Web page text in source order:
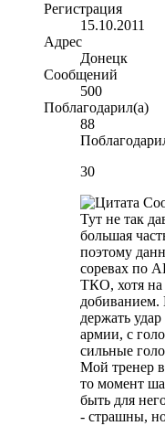
Регистрация
15.10.2011
Адрес
Донецк
Сообщений
500
Поблагодарил(а)
88
30
Тут не так
большая
поэтому
соревах по
ТКО, хотя на
добиванием.
держать
армии, с
сильные
Мой тренер
то момент
быть для
- страшны,